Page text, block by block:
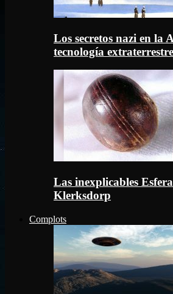
Los secretos nazi en la
tecnología extraterrestre
Las inexplicables
Klerksdorp
Complots